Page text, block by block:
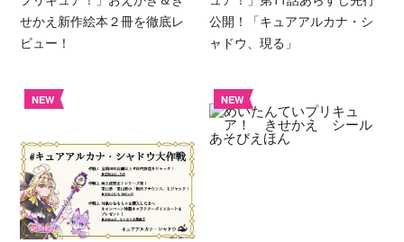
せかえ新作絵本２冊を徹底レ
ビュー！
公開！「キュアアルカナ・シ
ャドウ、現る」
NEW NEW